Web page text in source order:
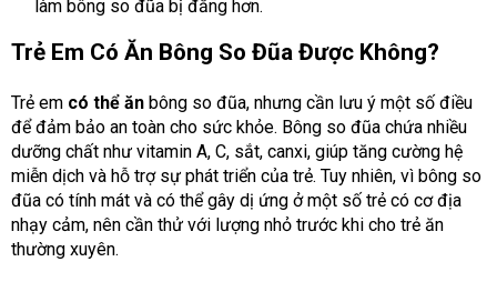
làm bông so đũa bị đắng hơn.
Trẻ Em Có Ăn Bông So Đũa Được Không?
Trẻ em có thể ăn bông so đũa, nhưng cần lưu ý một số điều
để đảm bảo an toàn cho sức khỏe. Bông so đũa chứa nhiều
dưỡng chất như vitamin A, C, sắt, canxi, giúp tăng cường hệ
miễn dịch và hỗ trợ sự phát triển của trẻ. Tuy nhiên, vì bông so
đũa có tính mát và có thể gây dị ứng ở một số trẻ có cơ địa
nhạy cảm, nên cần thử với lượng nhỏ trước khi cho trẻ ăn
thường xuyên.